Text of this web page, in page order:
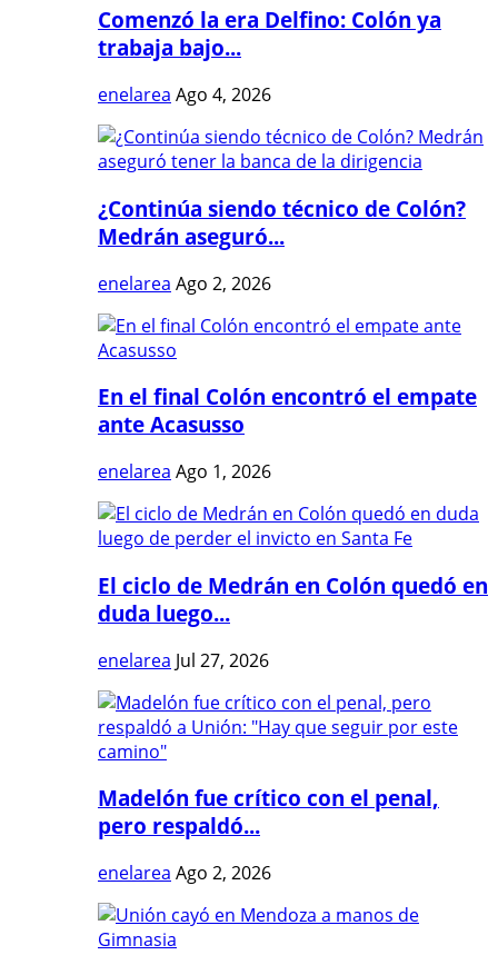
Comenzó la era Delfino: Colón ya
trabaja bajo...
enelarea Ago 4, 2026
¿Continúa siendo técnico de Colón?
Medrán aseguró...
enelarea Ago 2, 2026
En el final Colón encontró el empate
ante Acasusso
enelarea Ago 1, 2026
El ciclo de Medrán en Colón quedó en
duda luego...
enelarea Jul 27, 2026
Madelón fue crítico con el penal,
pero respaldó...
enelarea Ago 2, 2026